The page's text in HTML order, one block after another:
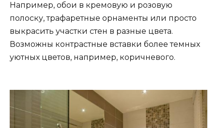
Например, обои в кремовую и розовую
полоску, трафаретные орнаменты или просто
выкрасить участки стен в разные цвета.
Возможны контрастные вставки более темных
уютных цветов, например, коричневого.